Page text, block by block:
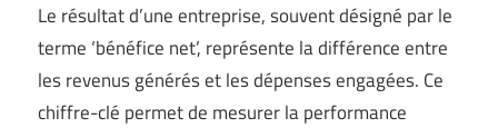
Le résultat d’une entreprise, souvent désigné par le
terme ‘bénéfice net’, représente la différence entre
les revenus générés et les dépenses engagées. Ce
chiffre-clé permet de mesurer la performance